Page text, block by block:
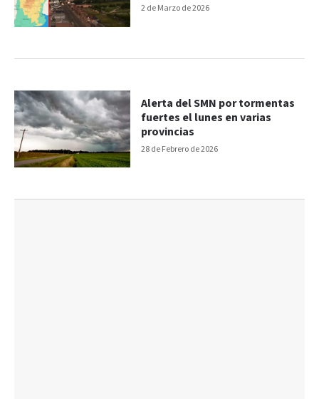
2 de Marzo de 2026
28 de Febrero de 2026
Alerta del SMN por tormentas
fuertes el lunes en varias
provincias